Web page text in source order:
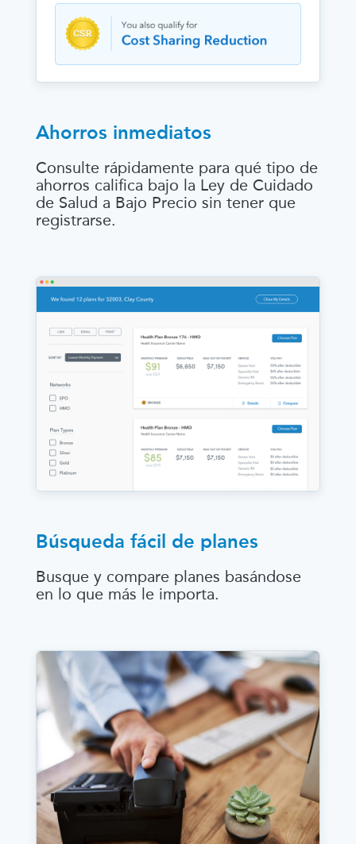
Ahorros inmediatos
Consulte rápidamente para qué tipo de
ahorros califica bajo la Ley de Cuidado
de Salud a Bajo Precio sin tener que
registrarse.
Búsqueda fácil de planes
Busque y compare planes basándose
en lo que más le importa.